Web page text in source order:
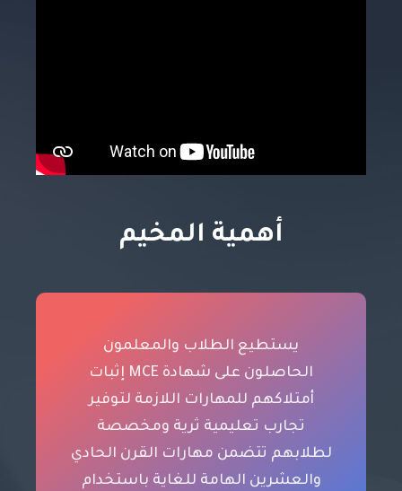
أهمية المخيم
يستطيع الطلاب والمعلمون
الحاصلون على شهادة MCE إثبات
أمتلاكهم للمهارات اللازمة لتوفير
تجارب تعليمية ثرية ومخصصة
لطلابهم تتضمن مهارات القرن الحادي
والعشرين الهامة للغاية باستخدام